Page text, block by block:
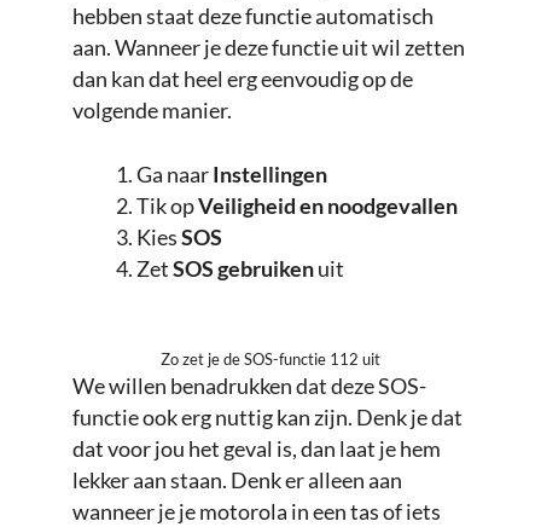
hebben staat deze functie automatisch
aan. Wanneer je deze functie uit wil zetten
dan kan dat heel erg eenvoudig op de
volgende manier.
Ga naarInstellingen
Tik opVeiligheid en noodgevallen
KiesSOS
ZetSOS gebruikenuit
Zo zet je de SOS-functie 112 uit
We willen benadrukken dat deze SOS-
functie ook erg nuttig kan zijn. Denk je dat
dat voor jou het geval is, dan laat je hem
lekker aan staan. Denk er alleen aan
wanneer je je motorola in een tas of iets